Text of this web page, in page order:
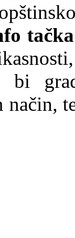
tačka
bi
način,